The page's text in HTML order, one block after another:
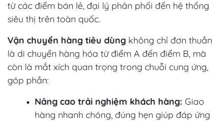
từ các điểm bán lẻ, đại lý phân phối đến hệ thống
siêu thị trên toàn quốc.
Vận chuyển hàng tiêu dùng không chỉ đơn thuần
là di chuyển hàng hóa từ điểm A đến điểm B, mà
còn là mắt xích quan trọng trong chuỗi cung ứng,
góp phần:
Nâng cao trải nghiệm khách hàng: Giao
hàng nhanh chóng, đúng hẹn giúp đáp ứng